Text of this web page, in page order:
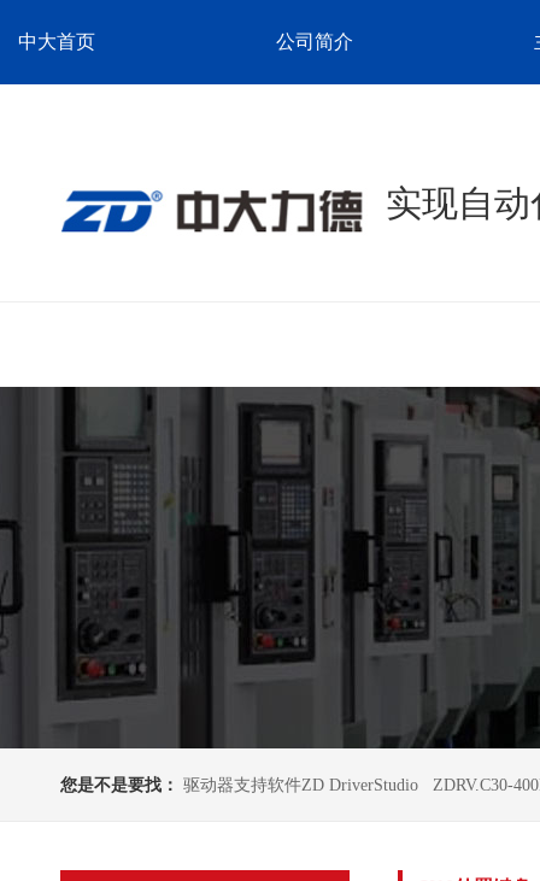
中大首页 公司简介
实现自
您是不是要找： 驱动器支持软件ZD DriverStudio ZDRV.C30-